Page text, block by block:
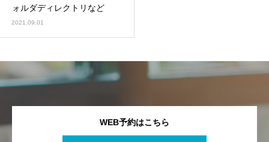
ォルダディレクトリなど
2021.09.01
WEB予約はこちら